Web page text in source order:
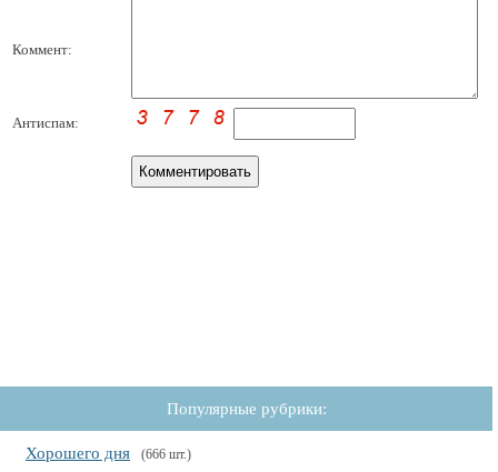
Коммент:
Антиспам:
Популярные рубрики:
Хорошего дня (666 шт.)